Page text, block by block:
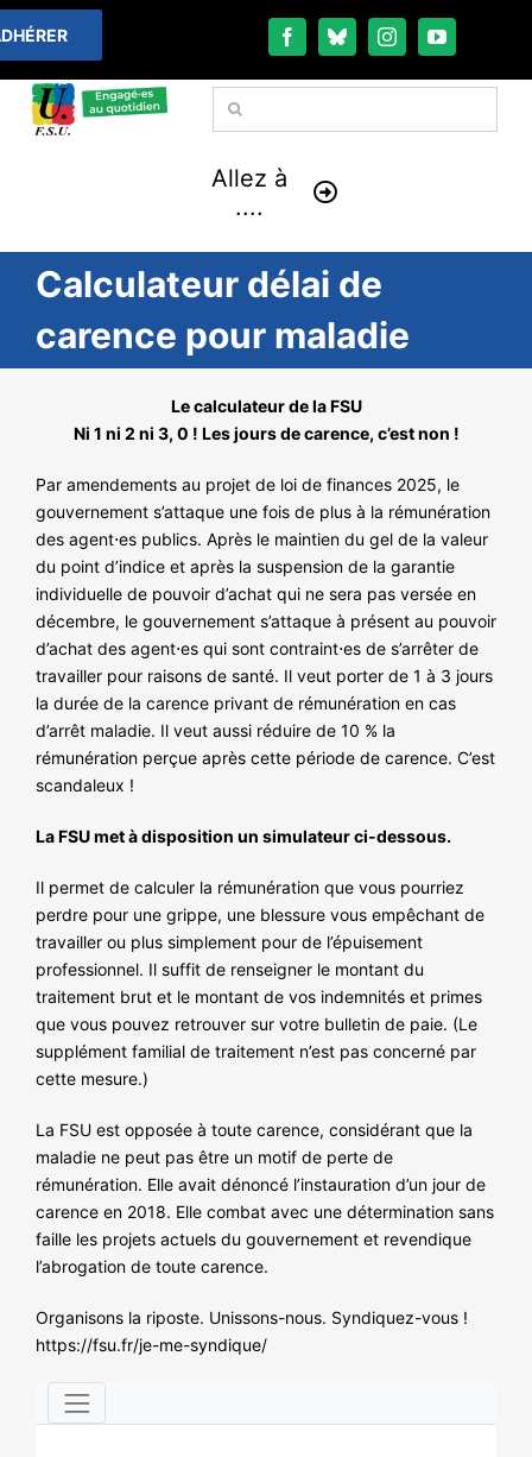
Passer
au
contenu
Rechercher:
Allez à
....
À LA UNE
THÉMATIQUES
LA VIE FÉDÉRALE
COMMUNIQUÉS
NOS ACTIONS
Calculateur délai de
carence pour maladie
Le calculateur de la FSU
Ni 1 ni 2 ni 3, 0 ! Les jours de carence, c’est non !
Par amendements au projet de loi de finances 2025, le
gouvernement s’attaque une fois de plus à la rémunération
des agent⋅es publics. Après le maintien du gel de la valeur
du point d’indice et après la suspension de la garantie
individuelle de pouvoir d’achat qui ne sera pas versée en
décembre, le gouvernement s’attaque à présent au pouvoir
d’achat des agent⋅es qui sont contraint⋅es de s’arrêter de
travailler pour raisons de santé. Il veut porter de 1 à 3 jours
la durée de la carence privant de rémunération en cas
d’arrêt maladie. Il veut aussi réduire de 10 % la
rémunération perçue après cette période de carence. C’est
scandaleux !
La FSU met à disposition un simulateur ci-dessous.
Il permet de calculer la rémunération que vous pourriez
perdre pour une grippe, une blessure vous empêchant de
travailler ou plus simplement pour de l’épuisement
professionnel. Il suffit de renseigner le montant du
traitement brut et le montant de vos indemnités et primes
que vous pouvez retrouver sur votre bulletin de paie. (Le
supplément familial de traitement n’est pas concerné par
cette mesure.)
La FSU est opposée à toute carence, considérant que la
maladie ne peut pas être un motif de perte de
rémunération. Elle avait dénoncé l’instauration d’un jour de
carence en 2018. Elle combat avec une détermination sans
faille les projets actuels du gouvernement et revendique
l’abrogation de toute carence.
Organisons la riposte. Unissons-nous. Syndiquez-vous !
https://fsu.fr/je-me-syndique/